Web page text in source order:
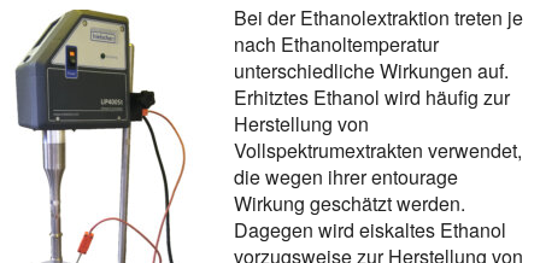
Bei der Ethanolextraktion treten je
nach Ethanoltemperatur
unterschiedliche Wirkungen auf.
Erhitztes Ethanol wird häufig zur
Herstellung von
Vollspektrumextrakten verwendet,
die wegen ihrer entourage
Wirkung geschätzt werden.
Dagegen wird eiskaltes Ethanol
vorzugsweise zur Herstellung von